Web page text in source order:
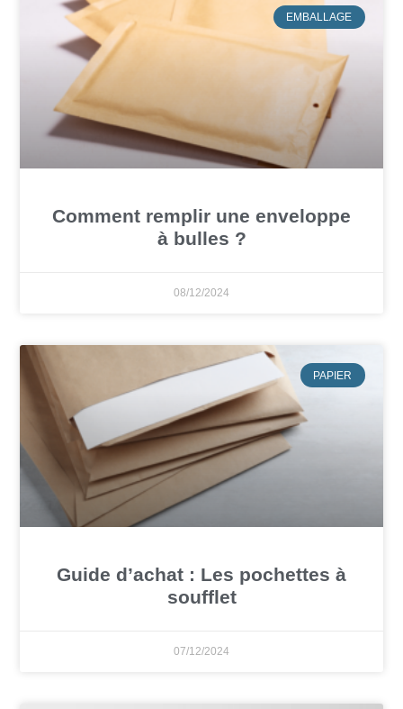
EMBALLAGE
Comment remplir une enveloppe
à bulles ?
08/12/2024
PAPIER
Guide d’achat : Les pochettes à
soufflet
07/12/2024